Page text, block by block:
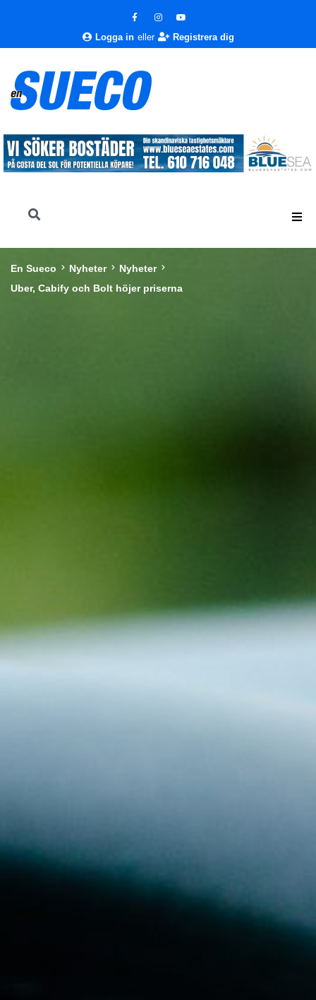
Logga in eller Registrera dig
En Sueco Nyheter
Nyheter
Uber, Cabify och Bolt höjer priserna